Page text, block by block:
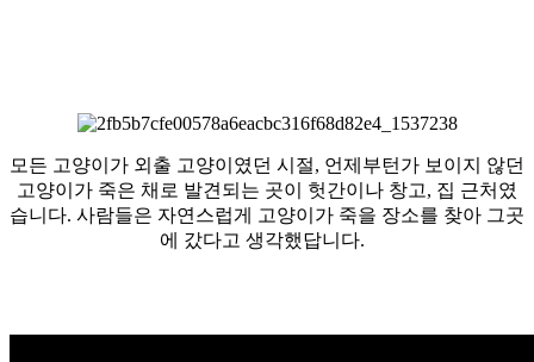
모든 고양이가 외출 고양이였던 시절, 언제부턴가 보이지 않던
고양이가 죽은 채로 발견되는 곳이 헛간이나 창고, 집 근처였
습니다. 사람들은 자연스럽게 고양이가 죽을 장소를 찾아 그곳
에 갔다고 생각했답니다.